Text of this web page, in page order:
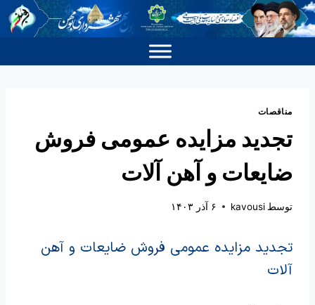
مناقصات
تجدید مزایده عمومی فروش
ضایعات و آهن آلات
توسط kavousi ۶ آذر ۱۴۰۳
تجدید مزایده عمومی فروش ضایعات و آهن
آلات